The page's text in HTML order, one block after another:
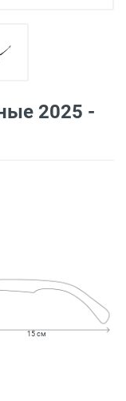
2025 -
15 см